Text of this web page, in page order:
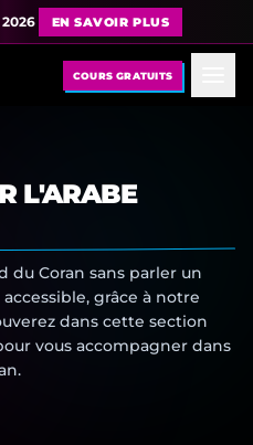
EN SAVOIR PLUS
COURS GRATUITS
L'ARABE
du Coran sans parler un
grâce à notre
dans cette section
vous accompagner dans